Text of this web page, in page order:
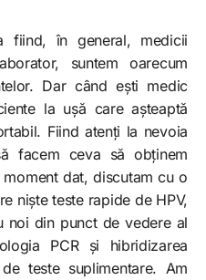
fiind, în general, medicii
suntem oarecum
Dar când ești medic
la ușă care așteaptă
Fiind atenți la nevoia
facem ceva să obținem
dat, discutam cu o
niște teste rapide de HPV,
noi din punct de vedere al
PCR și hibridizarea
teste suplimentare. Am